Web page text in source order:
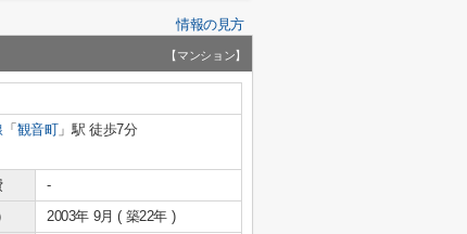
情報の見方
【マンション】
「 観音町」駅 徒歩7分
-
2003年 9月 ( 築22年 )